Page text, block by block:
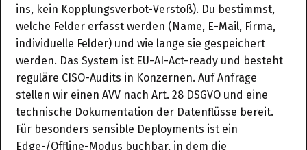
ins, kein Kopplungsverbot-Verstoß). Du bestimmst,
welche Felder erfasst werden (Name, E-Mail, Firma,
individuelle Felder) und wie lange sie gespeichert
werden. Das System ist EU-AI-Act-ready und besteht
reguläre CISO-Audits in Konzernen. Auf Anfrage
stellen wir einen AVV nach Art. 28 DSGVO und eine
technische Dokumentation der Datenflüsse bereit.
Für besonders sensible Deployments ist ein
Edge-/Offline-Modus buchbar, in dem die